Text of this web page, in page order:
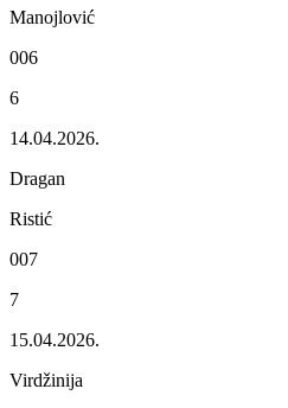
Manojlović
006
6
14.04.2026.
Dragan
Ristić
007
7
15.04.2026.
Virdžinija